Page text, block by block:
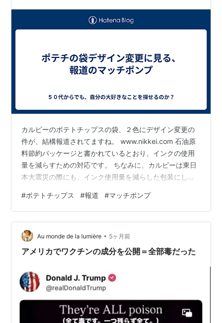
カルビーのポテトチップスの袋、２色にデザイン変更の
件が、結構報道されてますね。 www.nikkei.com 石油原
料節約パッケージと書かれているとおり、インクの使用
量を減らすための対応です。 ちなみに、カルビーは東日
本大震災の際にも、インク使用量を減らした包装にして
は、良い対応だと思います。ただ、これをニュースとし
て扱う側は、政権批判に活用したい思惑も透けて見えま
す。 政府が発表しているように、石油自体は、これまで
の使用実績に対して充分足りる量が確保できています。
その結果、追加の石油備蓄の放出は見送られました。 全
#ポテトチップス #報道 #マッチポンプ
Au monde de la lumière • 5ヶ月前
アメリカでワクチンの成分を公開＝全部毒だった